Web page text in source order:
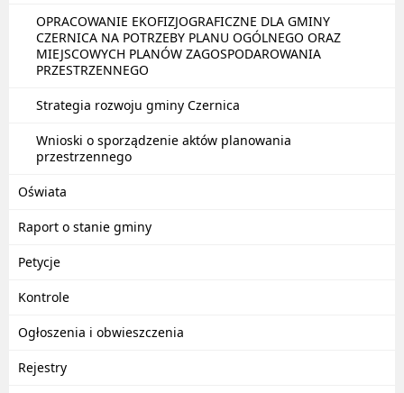
OPRACOWANIE EKOFIZJOGRAFICZNE DLA GMINY
CZERNICA NA POTRZEBY PLANU OGÓLNEGO ORAZ
MIEJSCOWYCH PLANÓW ZAGOSPODAROWANIA
PRZESTRZENNEGO
Strategia rozwoju gminy Czernica
Wnioski o sporządzenie aktów planowania
przestrzennego
Oświata
Raport o stanie gminy
Petycje
Kontrole
Ogłoszenia i obwieszczenia
Rejestry